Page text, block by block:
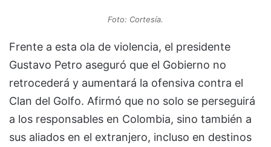
Foto: Cortesía.
Frente a esta ola de violencia, el presidente
Gustavo Petro aseguró que el Gobierno no
retrocederá y aumentará la ofensiva contra el
Clan del Golfo. Afirmó que no solo se perseguirá
a los responsables en Colombia, sino también a
sus aliados en el extranjero, incluso en destinos